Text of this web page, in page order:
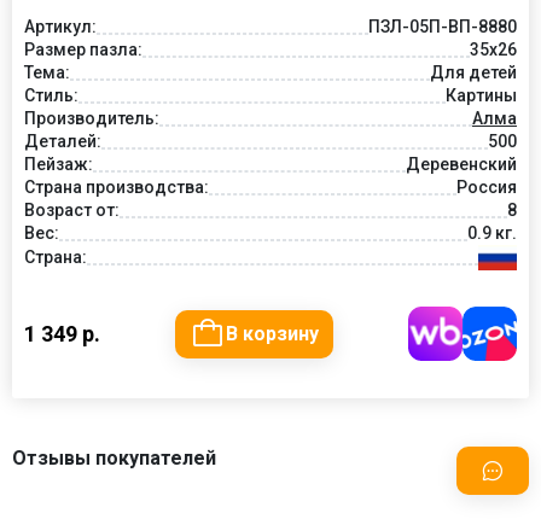
Артикул:
ПЗЛ-05П-ВП-8880
Размер пазла:
35х26
Тема:
Для детей
Стиль:
Картины
Производитель:
Алма
Деталей:
500
Пейзаж:
Деревенский
Страна производства:
Россия
Возраст от:
8
Вес:
0.9 кг.
Страна:
1 349 р. В корзину
Отзывы покупателей